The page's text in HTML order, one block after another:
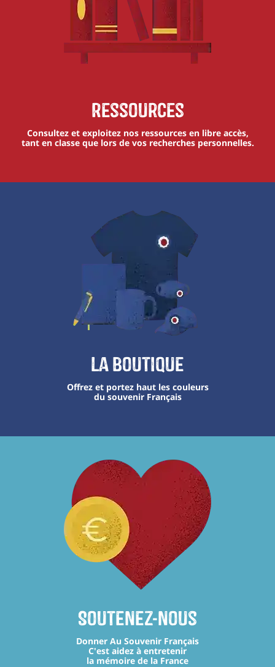
Ressources
Consultez et exploitez nos ressources en libre accès,
tant en classe que lors de vos recherches personnelles.
La boutique
Offrez et portez haut les couleurs
du souvenir Français
Soutenez-nous
Donner Au Souvenir Français
C'est aidez à entretenir
la mémoire de la France